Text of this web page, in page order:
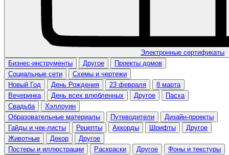
Электронные сертификаты
Бизнес-инструменты
Другое
Проекты домов
Социальные сети
Схемы и чертежи
Новый Год
День Рождения 23 февраля
8 марта
Вечеринка
День всех влюбленных Другое
Пасха
Свадьба
Хэллоуин
Образовательные материалы
Путеводители
Дизайн-проекты
Гайды и чек-листы
Рецепты Аккорды Шрифты
Другое
Животные
Декор
Другое
Постеры и иллюстрации
Раскраски Другое
Фоны и текстуры